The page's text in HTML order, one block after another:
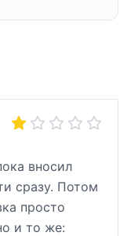
вносил
сразу. Потом
просто
и то же: